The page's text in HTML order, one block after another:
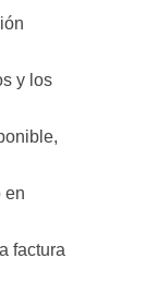
y los
en
factura